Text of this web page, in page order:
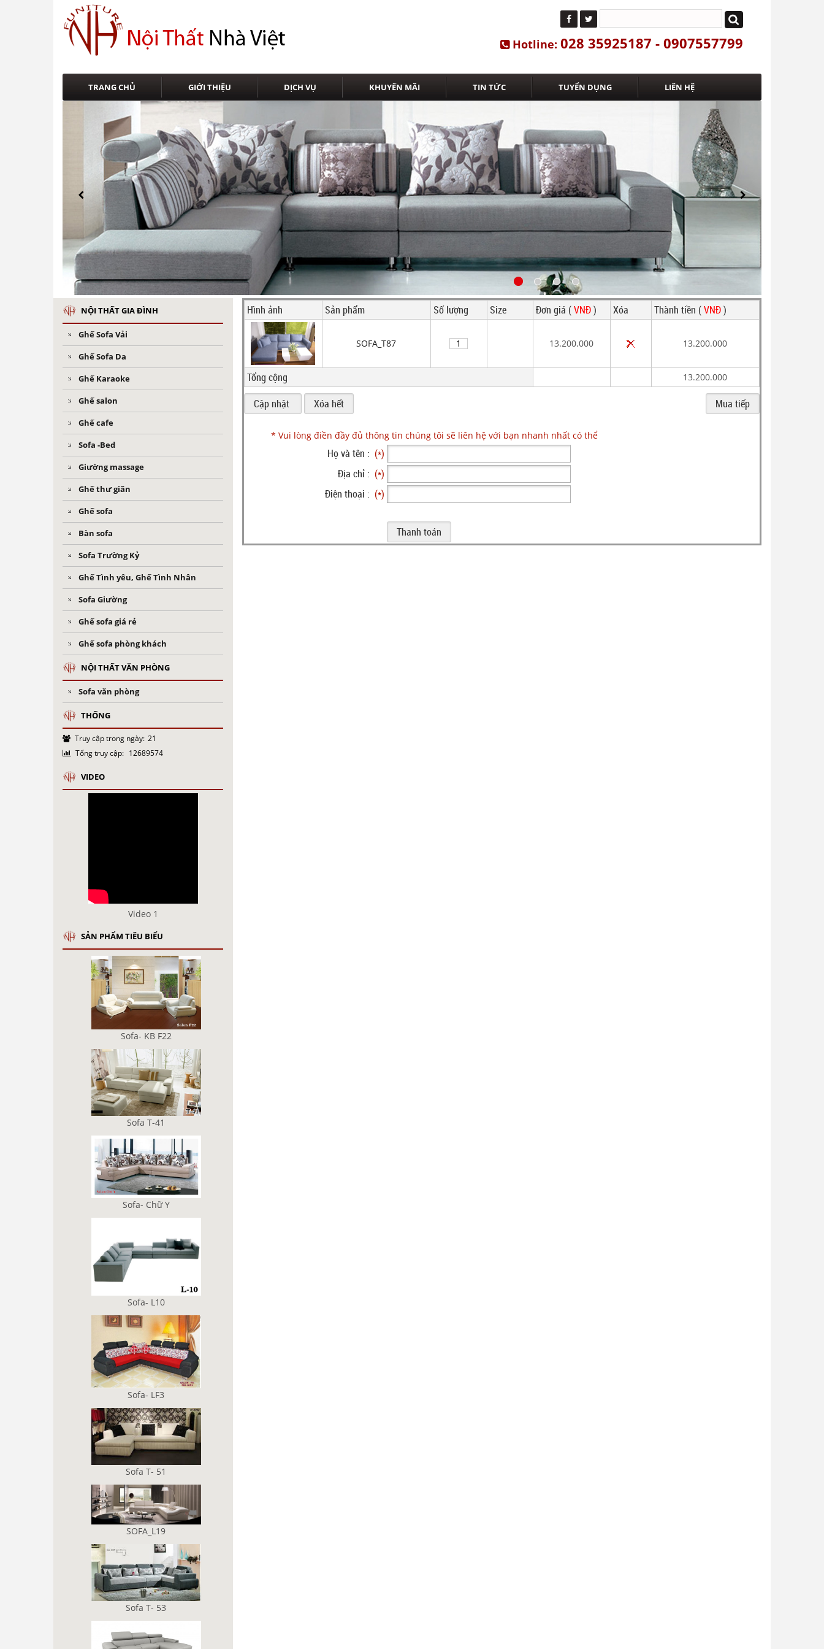
Hotline: 028 35925187 - 0907557799
TRANG CHỦ GIỚI THIỆU DỊCH VỤ KHUYẾN MÃI TIN TỨC TUYỂN DỤNG LIÊN HỆ
NỘI THẤT GIA ĐÌNH
Ghế Sofa Vải
Ghế Sofa Da
Ghế Karaoke
Ghế salon
Ghế cafe
Sofa -Bed
Giường massage
Ghế thư giãn
Ghế sofa
Bàn sofa
Sofa Trường Kỷ
Ghế Tình yêu, Ghế Tình Nhân
Sofa Giường
Ghế sofa giá rẻ
Ghế sofa phòng khách
NỘI THẤT VĂN PHÒNG
Sofa văn phòng
THỐNG
Truy cập trong ngày: 21
Tổng truy cập: 12689574
VIDEO
Video 1
SẢN PHẨM TIÊU BIỂU
Sofa- KB F22
Sofa T-41
Sofa- Chữ Y
Sofa- L10
Sofa- LF3
Sofa T- 51
SOFA_L19
Sofa T- 53
Hình ảnh Sản phẩm Số lượng Size Đơn giá (VNĐ) Xóa Thành tiền (VNĐ)
SOFA_T87 13.200.000 13.200.000
Tổng cộng 13.200.000
* Vui lòng điền đầy đủ thông tin chúng tôi sẽ liên hệ với bạn nhanh nhất có thể
Họ và tên : (*)
Địa chỉ : (*)
Điện thoại : (*)